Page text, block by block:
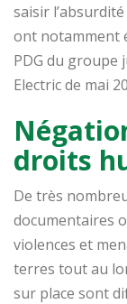
saisir
ont notamment
PDG du groupe
Electric de mai
droits
De très
documentaires
violences et
terres tout au
sur place sont